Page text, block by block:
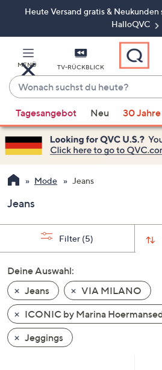
ZumHeute Versand gratis & Neukunden
HalloQVC
MENÜ TV-RÜCKBLICK
Wonach
suchst
du
heute?
Vorschläge
verfügbar
sind,
verwenden
Sie
Pfeiltasten
nach
und
nach
unten
oder
wischen
Sie
auf
Tagesangebot Neu 30
Mode Jeans
Jeans
Filter (5)
Deine Auswahl:
Jeans
VIA MILANO
ICONIC by Marina
Jeggings